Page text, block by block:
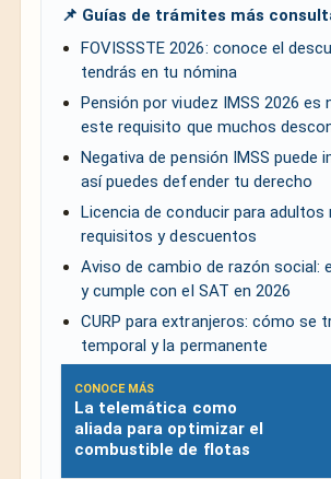
📌 Guías de trámites más
FOVISSSTE 2026: conoce el
tendrás en tu nómina
Pensión por viudez IMSS 2026 es
este requisito que muchos
Negativa de pensión IMSS puede
así puedes defender tu derecho
Licencia de conducir para adultos
requisitos y descuentos
Aviso de cambio de razón social:
y cumple con el SAT en 2026
CURP para extranjeros: cómo se
temporal y la permanente
CONOCE MÁS
La telemática como
aliada para optimizar el
combustible de flotas